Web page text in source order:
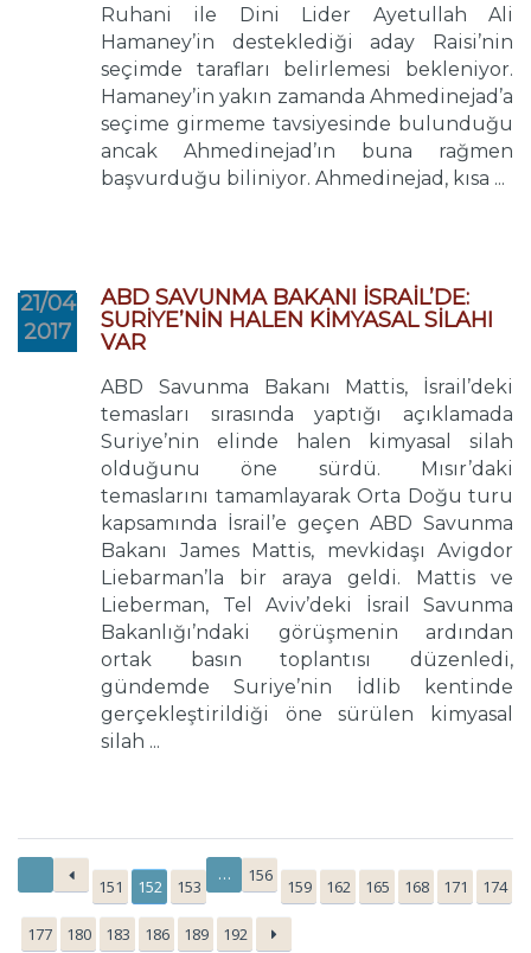
Ruhani ile Dini Lider Ayetullah Ali
Hamaney’in desteklediği aday Raisi’nin
seçimde tarafları belirlemesi bekleniyor.
Hamaney’in yakın zamanda Ahmedinejad’a
seçime girmeme tavsiyesinde bulunduğu
ancak Ahmedinejad’ın buna rağmen
başvurduğu biliniyor. Ahmedinejad, kısa ...
21/04
2017
ABD SAVUNMA BAKANI İSRAİL’DE:
SURİYE’NİN HALEN KİMYASAL SİLAHI
VAR
ABD Savunma Bakanı Mattis, İsrail’deki
temasları sırasında yaptığı açıklamada
Suriye’nin elinde halen kimyasal silah
olduğunu öne sürdü. Mısır’daki
temaslarını tamamlayarak Orta Doğu turu
kapsamında İsrail’e geçen ABD Savunma
Bakanı James Mattis, mevkidaşı Avigdor
Liebarman’la bir araya geldi. Mattis ve
Lieberman, Tel Aviv’deki İsrail Savunma
Bakanlığı’ndaki görüşmenin ardından
ortak basın toplantısı düzenledi,
gündemde Suriye’nin İdlib kentinde
gerçekleştirildiği öne sürülen kimyasal
silah ...
151 152 153
… 156
159 162 165 168 171 174
177 180 183 186 189 192